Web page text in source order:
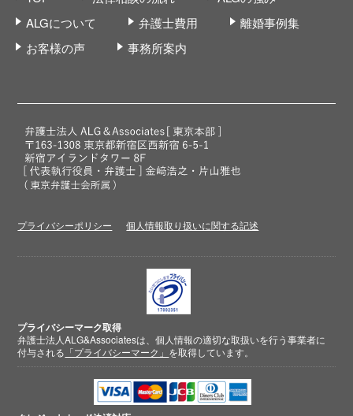
ALGについて
弁護士費用
離婚事例集
お客様の声
事務所案内
プライバシーポリシー 個人情報取り扱いに関する記述
プライバシーマーク取得
弁護士法人ALG&Associatesは、個人情報の適切な取扱いを行う事業者に
付与される 「プライバシーマーク」 を取得しています。